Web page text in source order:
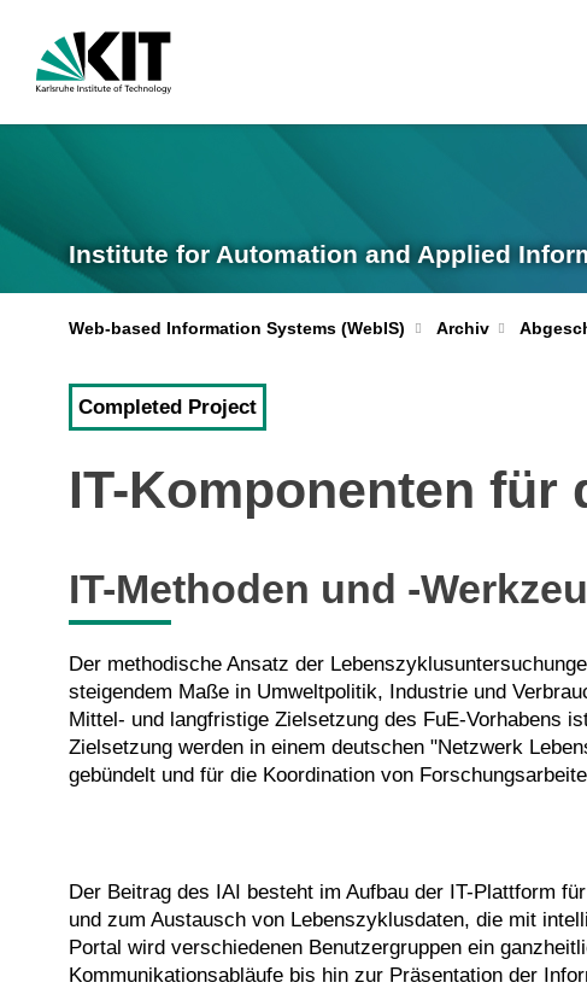
Institute for Automation and Applied
Web-based Information Systems (WebIS) Archiv
Completed Project
IT-Komponenten für
IT-Methoden und -
Der methodische Ansatz der
steigendem Maße in Umweltpolitik, Industrie und
Mittel- und langfristige Zielsetzung des FuE-Vorhabens
Zielsetzung werden in einem deutschen "Netzwerk
gebündelt und für die Koordination von
Der Beitrag des IAI besteht im Aufbau der IT-Plattform
und zum Austausch von Lebenszyklusdaten, die mit
Portal wird verschiedenen Benutzergruppen ein
Kommunikationsabläufe bis hin zur Präsentation der